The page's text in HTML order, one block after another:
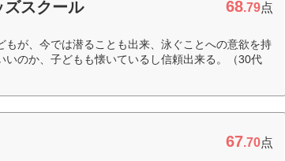
ズスクール 68.79点
が、今では潜ることも出来、泳ぐことへの意欲を持
いのか、子どもも懐いているし信頼出来る。（30代
67.70点